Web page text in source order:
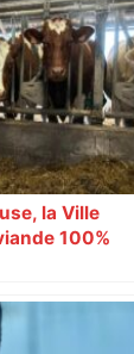
la Ville
100%